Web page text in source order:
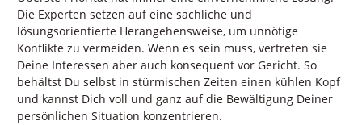
Die Experten setzen auf eine sachliche und
lösungsorientierte Herangehensweise, um unnötige
Konflikte zu vermeiden. Wenn es sein muss, vertreten sie
Deine Interessen aber auch konsequent vor Gericht. So
behältst Du selbst in stürmischen Zeiten einen kühlen Kopf
und kannst Dich voll und ganz auf die Bewältigung Deiner
persönlichen Situation konzentrieren.